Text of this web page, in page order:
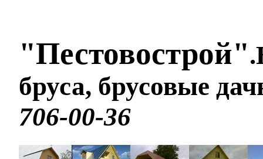
"Пестовострой".
бруса, брусовые
706-00-36